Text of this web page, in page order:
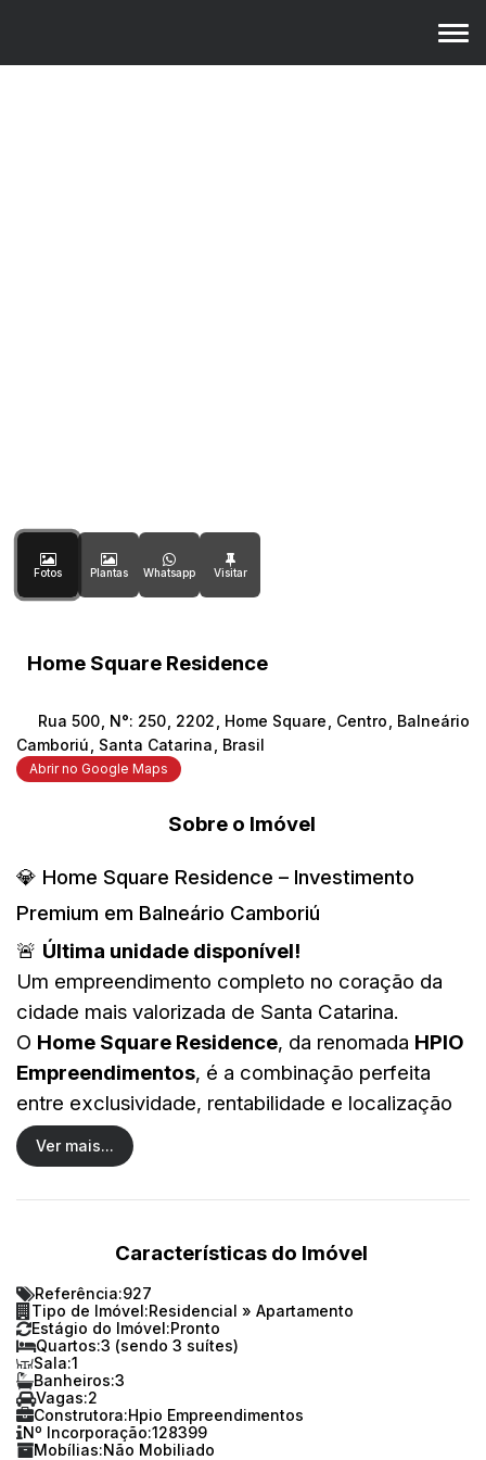
Fotos Plantas Whatsapp
Home Square Residence
Rua 500 N°: 250 2202 Home Square Centro
Balneário
Camboriú
Santa Catarina Brasil
Abrir no Google Maps
Sobre o Imóvel
💎 Home Square Residence – Investimento
Premium em Balneário Camboriú
🚨 Última unidade disponível!
Um empreendimento completo no coração da
cidade mais valorizada de Santa Catarina.
O Home Square Residence, da renomada HPIO
Empreendimentos, é a combinação perfeita
entre exclusividade, rentabilidade e localização
estratégica.
R$ 2.830.000,00
única
🏡Detalhes do Apartamento
• 3 quartos (3 suítes)
• 3 banheiros
Ver mais...
Características do Imóvel
Referência:927
Tipo de Imóvel:Residencial » Apartamento
Estágio do Imóvel:Pronto
Quartos:3 (sendo 3 suítes)
Sala:1
Banheiros:3
Vagas:2
Construtora:Hpio Empreendimentos
Nº Incorporação:128399
Mobílias:Não Mobiliado